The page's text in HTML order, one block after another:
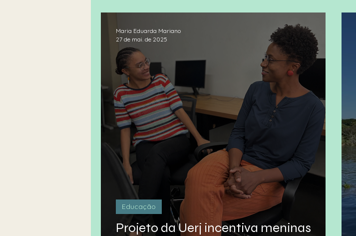
Projeto da Uerj incentiva meninas
Educação
Maria Eduarda Mariano
27 de mai. de 2025